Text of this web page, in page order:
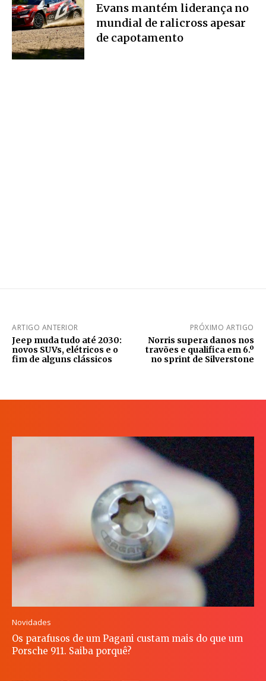
Evans mantém liderança no
mundial de ralicross apesar
de capotamento
ARTIGO ANTERIOR
Jeep muda tudo até 2030:
novos SUVs, elétricos e o
fim de alguns clássicos
PRÓXIMO ARTIGO
Norris supera danos nos
travões e qualifica em 6.º
no sprint de Silverstone
Novidades
Os parafusos de um Pagani custam mais do que um
Porsche 911. Saiba porquê?